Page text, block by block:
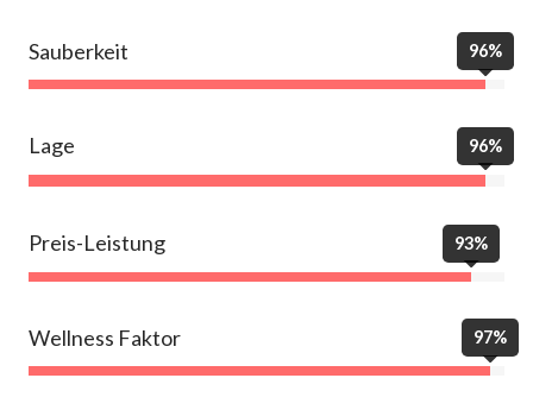
Sauberkeit 96%
Lage 96%
Preis-Leistung 93%
Wellness Faktor 97%